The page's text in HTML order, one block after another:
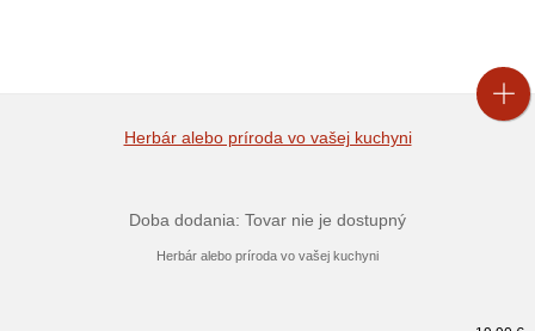
Herbár alebo príroda vo vašej kuchyni
Doba dodania: Tovar nie je dostupný
Herbár alebo príroda vo vašej kuchyni